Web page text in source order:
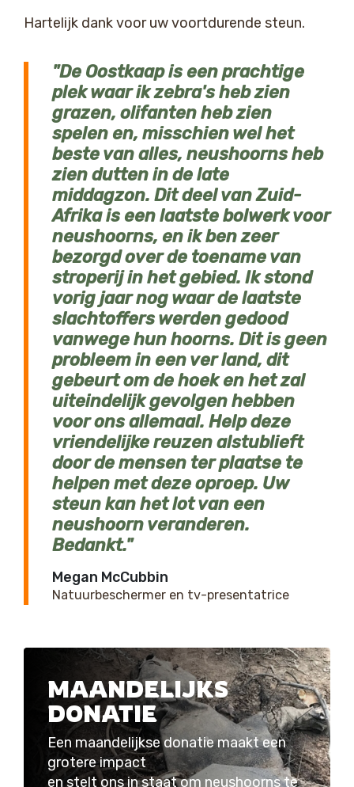
Hartelijk dank voor uw voortdurende steun.
De Oostkaap is een prachtige
plek waar ik zebra's heb zien
grazen, olifanten heb zien
spelen en, misschien wel het
beste van alles, neushoorns heb
zien dutten in de late
middagzon. Dit deel van Zuid-
Afrika is een laatste bolwerk voor
neushoorns, en ik ben zeer
bezorgd over de toename van
stroperij in het gebied. Ik stond
vorig jaar nog waar de laatste
slachtoffers werden gedood
vanwege hun hoorns. Dit is geen
probleem in een ver land, dit
gebeurt om de hoek en het zal
uiteindelijk gevolgen hebben
voor ons allemaal. Help deze
vriendelijke reuzen alstublieft
door de mensen ter plaatse te
helpen met deze oproep. Uw
steun kan het lot van een
neushoorn veranderen.
Bedankt.
Megan McCubbin
Natuurbeschermer en tv-presentatrice
MAANDELIJKS
DONATIE
Een maandelijkse donatie maakt een
grotere impact
en stelt ons in staat om neushoorns te